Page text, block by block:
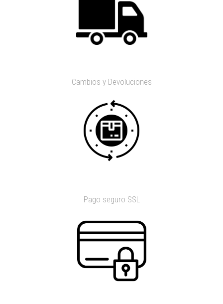
Cambios y Devoluciones
Pago seguro SSL